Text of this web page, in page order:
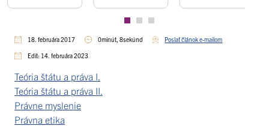
18. februára 2017 0minút, 8sekúnd Poslať článok e-mailom
Edit: 14. februára 2023
Teória štátu a práva I.
Teória štátu a práva II.
Právne myslenie
Právna etika